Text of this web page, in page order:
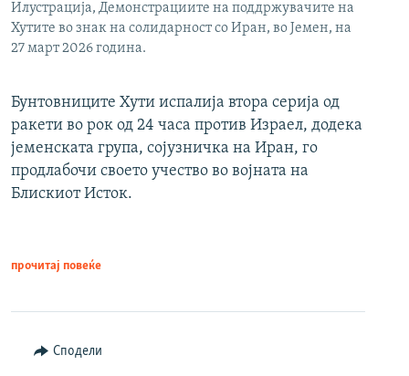
Илустрација, Демонстрациите на поддржувачите на
Хутите во знак на солидарност со Иран, во Јемен, на
27 март 2026 година.
Бунтовниците Хути испалија втора серија од
ракети во рок од 24 часа против Израел, додека
јеменската група, сојузничка на Иран, го
продлабочи своето учество во војната на
Блискиот Исток.
прочитај повеќе
Сподели